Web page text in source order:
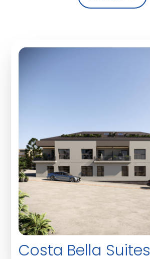
Costa Bella Suites